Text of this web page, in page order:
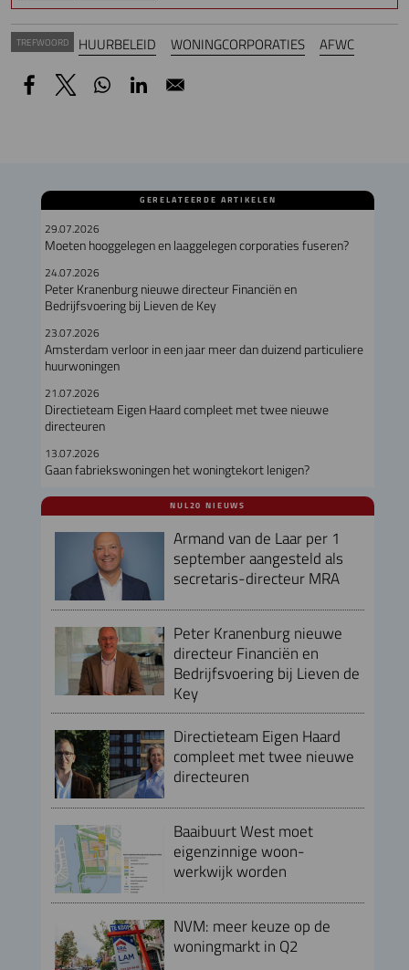
TREFWOORD HUURBELEID WONINGCORPORATIES AFWC
GERELATEERDE ARTIKELEN
29.07.2026
Moeten hooggelegen en laaggelegen corporaties fuseren?
24.07.2026
Peter Kranenburg nieuwe directeur Financiën en
Bedrijfsvoering bij Lieven de Key
23.07.2026
Amsterdam verloor in een jaar meer dan duizend particuliere
huurwoningen
21.07.2026
Directieteam Eigen Haard compleet met twee nieuwe
directeuren
13.07.2026
Gaan fabriekswoningen het woningtekort lenigen?
NUL20 NIEUWS
Armand van de Laar per 1
september aangesteld als
secretaris-directeur MRA
Peter Kranenburg nieuwe
directeur Financiën en
Bedrijfsvoering bij Lieven de
Key
Directieteam Eigen Haard
compleet met twee nieuwe
directeuren
Baaibuurt West moet
eigenzinnige woon-
werkwijk worden
NVM: meer keuze op de
woningmarkt in Q2